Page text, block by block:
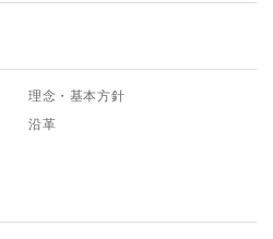
理念・基本方針
沿革